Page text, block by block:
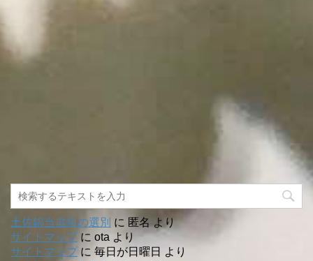
土佐錦当歳魚の選別 に 匿名 より
サイトマップに ota より
サイトマップに 毎日が日曜日 より